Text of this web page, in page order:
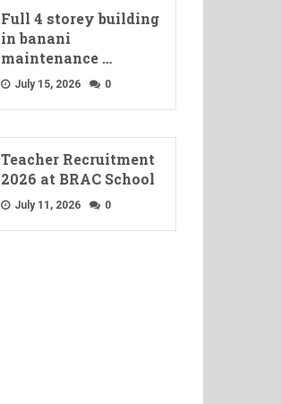
Full 4 storey building
in banani
maintenance …
July 15, 2026 0
Teacher Recruitment
2026 at BRAC School
July 11, 2026 0